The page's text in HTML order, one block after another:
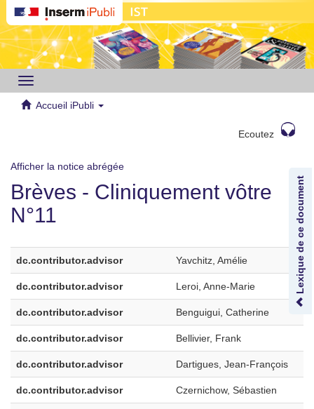
Toggle
navigation
Accueil iPubli
Ecoutez
Lexique de ce document
Afficher la notice abrégée
Brèves - Cliniquement vôtre
N°11
dc.contributor.advisor Yavchitz, Amélie
dc.contributor.advisor Leroi, Anne-Marie
dc.contributor.advisor Benguigui, Catherine
dc.contributor.advisor Bellivier, Frank
dc.contributor.advisor Dartigues, Jean-François
dc.contributor.advisor Czernichow, Sébastien